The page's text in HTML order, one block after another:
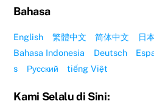
Bahasa
English 繁體中文 简体中文 日
Bahasa Indonesia
Deutsch
s
Русский tiếng Việt
Kami Selalu di Sini: